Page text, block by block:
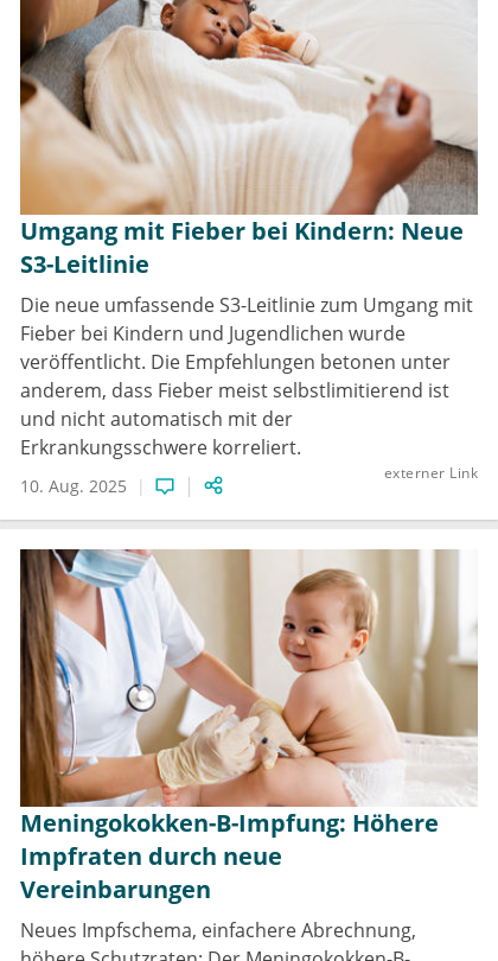
Umgang mit Fieber bei Kindern: Neue
S3-Leitlinie
Die neue umfassende S3-Leitlinie zum Umgang mit
Fieber bei Kindern und Jugendlichen wurde
veröffentlicht. Die Empfehlungen betonen unter
anderem, dass Fieber meist selbstlimitierend ist
und nicht automatisch mit der
Erkrankungsschwere korreliert.
10. Aug. 2025
externer Link
Meningokokken-B-Impfung: Höhere
Impfraten durch neue
Vereinbarungen
Neues Impfschema, einfachere Abrechnung,